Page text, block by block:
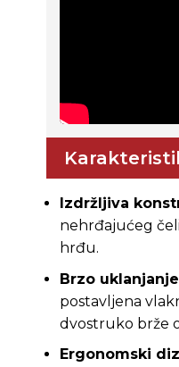
Izdržljiva
nehrđajućeg
hrđu.
Brzo
postavljena
dvostruko brže
Ergonomski